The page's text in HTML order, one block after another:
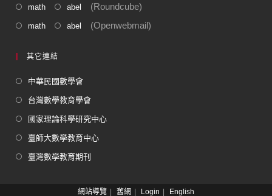
math abel (Roundcube)
math abel (Openwebmail)
其它連結
中華民國數學會
台灣數學教育學會
國家理論科學研究中心
臺師大數學教育中心
臺灣數學教育期刊
網站導覽 舊網 Login English